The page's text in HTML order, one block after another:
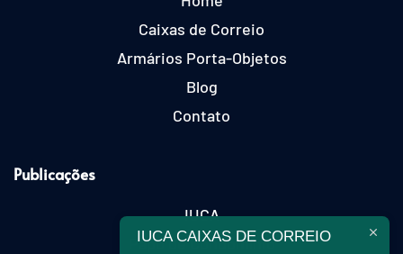
Caixas de Correio
Armários Porta-Objetos
Blog
Contato
Publicações
IUCA
Papo de Condomínio
IUCA CAIXAS DE CORREIO